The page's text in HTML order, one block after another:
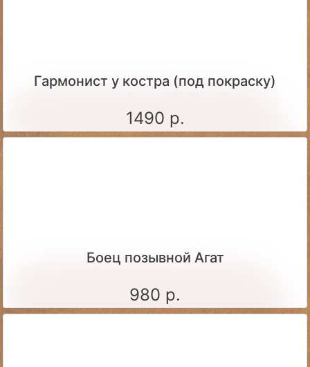
Гармонист у костра (под покраску)
1490 р.
Боец позывной Агат
980 р.